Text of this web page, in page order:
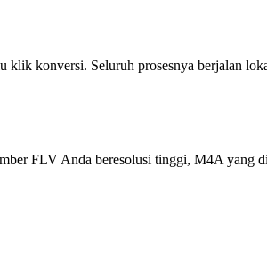
konversi. Seluruh prosesnya berjalan
FLV Anda beresolusi tinggi, M4A yang